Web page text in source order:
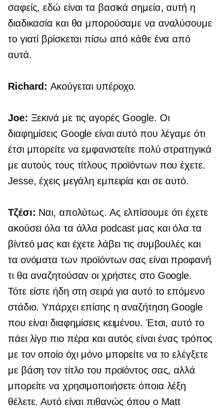
σαφείς, εδώ είναι τα βασικά σημεία, αυτή η
διαδικασία και θα μπορούσαμε να αναλύσουμε
το γιατί βρίσκεται πίσω από κάθε ένα από
αυτά.
Richard: Ακούγεται υπέροχο.
Joe: Ξεκινά με τις αγορές Google. Οι
διαφημίσεις Google είναι αυτό που λέγαμε ότι
έτσι μπορείτε να εμφανιστείτε πολύ στρατηγικά
με αυτούς τους τίτλους προϊόντων που έχετε.
Jesse, έχεις μεγάλη εμπειρία και σε αυτό.
Τζέσι: Ναι, απολύτως. Ας ελπίσουμε ότι έχετε
ακούσει όλα τα άλλα podcast μας και όλα τα
βίντεό μας και έχετε λάβει τις συμβουλές και
τα ονόματα των προϊόντων σας είναι προφανή
τι θα αναζητούσαν οι χρήστες στο Google.
Τότε είστε ήδη στη σειρά για αυτό το επόμενο
στάδιο. Υπάρχει επίσης η αναζήτηση Google
που είναι διαφημίσεις κειμένου. Έτσι, αυτό το
πάει λίγο πιο πέρα ​​και αυτός είναι ένας τρόπος
με τον οποίο όχι μόνο μπορείτε να το ελέγξετε
με βάση τον τίτλο του προϊόντος σας, αλλά
μπορείτε να χρησιμοποιήσετε όποια λέξη
θέλετε. Αυτό είναι πιθανώς όπου ο Matt